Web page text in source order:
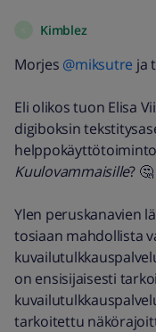
Kimblez
Morjes @miksutre ja
Eli olikos tuon Elisa
digiboksin
Kuulovammaisille? 🤔
Ylen peruskanavien
tosiaan mahdollista
on ensisijaisesti
tarkoitettu